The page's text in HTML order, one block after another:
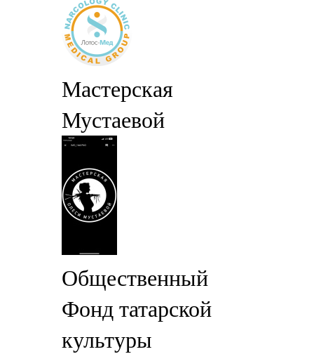
Мастерская
Мустаевой
Общественный
Фонд татарской
культуры